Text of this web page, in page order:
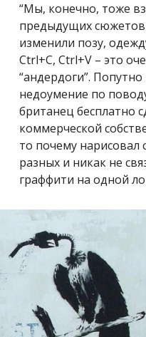
“Мы, конечно, тоже
предыдущих сюжетов
изменили позу,
Ctrl+C, Ctrl+V – это
“андердоги”.
недоумение по
британец бесплатно
коммерческой
то почему нарисовал
разных и никак не
граффити на одной